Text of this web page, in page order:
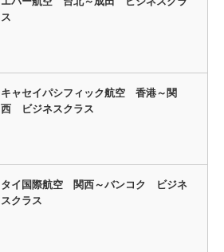
ス
キャセイパシフィック航空 香港～関
西 ビジネスクラス
タイ国際航空 関西～バンコク ビジネ
スクラス